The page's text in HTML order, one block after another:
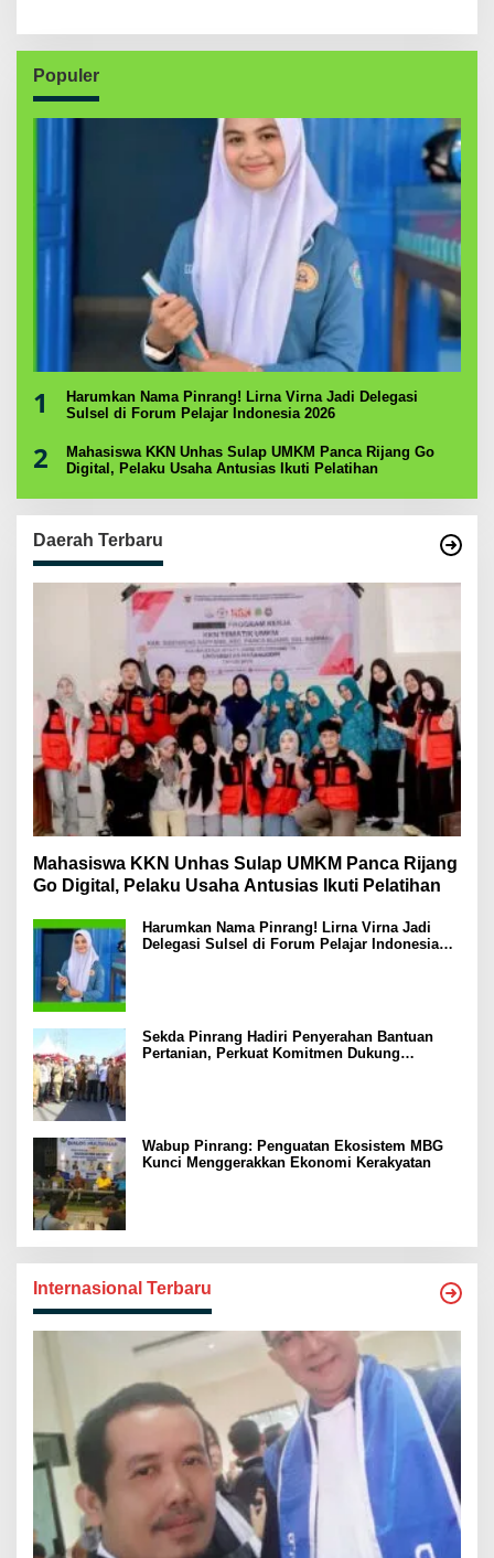
Populer
1
Harumkan Nama Pinrang! Lirna Virna Jadi Delegasi
Sulsel di Forum Pelajar Indonesia 2026
2
Mahasiswa KKN Unhas Sulap UMKM Panca Rijang Go
Digital, Pelaku Usaha Antusias Ikuti Pelatihan
Daerah Terbaru
Mahasiswa KKN Unhas Sulap UMKM Panca Rijang
Go Digital, Pelaku Usaha Antusias Ikuti Pelatihan
Harumkan Nama Pinrang! Lirna Virna Jadi
Delegasi Sulsel di Forum Pelajar Indonesia
Sekda Pinrang Hadiri Penyerahan Bantuan
Pertanian, Perkuat Komitmen Dukung
Wabup Pinrang: Penguatan Ekosistem MBG
Kunci Menggerakkan Ekonomi Kerakyatan
Internasional Terbaru